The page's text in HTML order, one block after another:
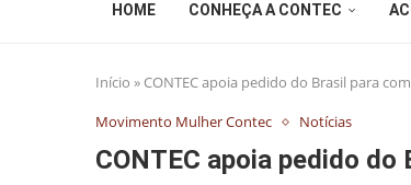
HOME CONHEÇA A CONTEC
Início » CONTEC apoia pedido do Brasil para
Movimento Mulher Contec
Notícias
CONTEC apoia pedido